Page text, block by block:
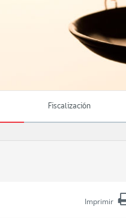
Fiscalización
Imprimir